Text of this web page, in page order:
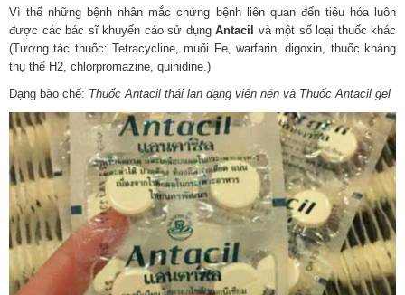
Vì thế những bệnh nhân mắc chứng bệnh liên quan đến tiêu hóa luôn
được các bác sĩ khuyến cáo sử dụngAntacil và một số loại thuốc khác
(Tương tác thuốc: Tetracycline, muối Fe, warfarin, digoxin, thuốc kháng
thụ thể H2, chlorpromazine, quinidine.)
Dạng bào chế: Thuốc Antacil thái lan dạng viên nén và Thuốc Antacil gel